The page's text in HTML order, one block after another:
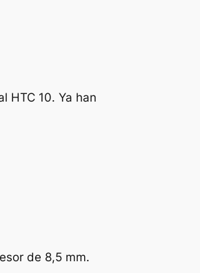
HTC 10. Ya han
de 8,5 mm.